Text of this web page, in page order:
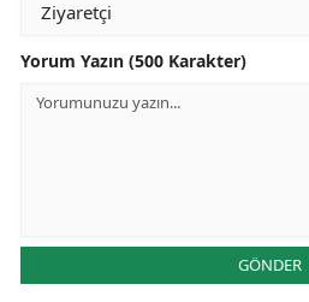
Yorum Yazın (500 Karakter)
GÖNDER